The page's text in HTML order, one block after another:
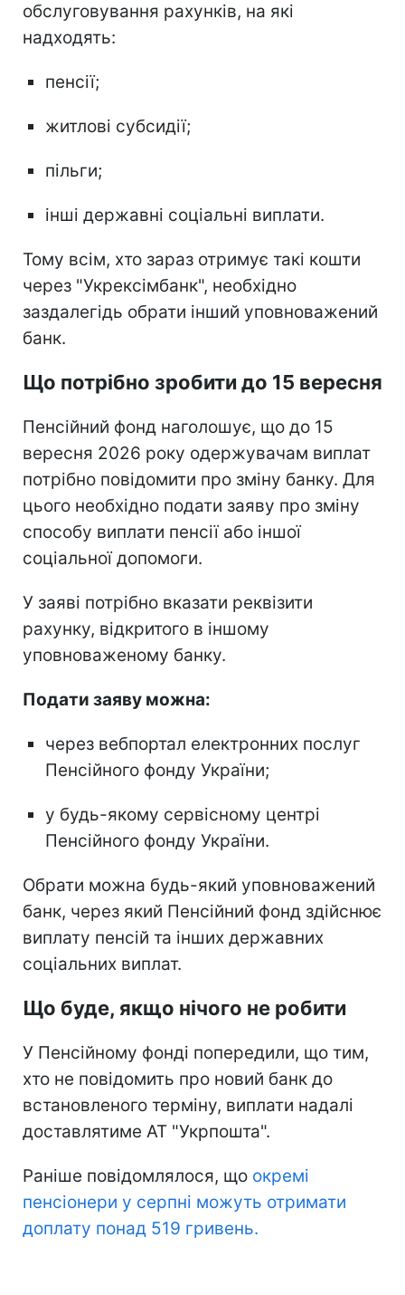
обслуговування рахунків, на які
надходять:
пенсії;
житлові субсидії;
пільги;
інші державні соціальні виплати.
Тому всім, хто зараз отримує такі кошти
через "Укрексімбанк", необхідно
заздалегідь обрати інший уповноважений
банк.
Що потрібно зробити до 15 вересня
Пенсійний фонд наголошує, що до 15
вересня 2026 року одержувачам виплат
потрібно повідомити про зміну банку. Для
цього необхідно подати заяву про зміну
способу виплати пенсії або іншої
соціальної допомоги.
У заяві потрібно вказати реквізити
рахунку, відкритого в іншому
уповноваженому банку.
Подати заяву можна:
через вебпортал електронних послуг
Пенсійного фонду України;
у будь-якому сервісному центрі
Пенсійного фонду України.
Обрати можна будь-який уповноважений
банк, через який Пенсійний фонд здійснює
виплату пенсій та інших державних
соціальних виплат.
Що буде, якщо нічого не робити
У Пенсійному фонді попередили, що тим,
хто не повідомить про новий банк до
встановленого терміну, виплати надалі
доставлятиме АТ "Укрпошта".
Раніше повідомлялося, що окремі
пенсіонери у серпні можуть отримати
доплату понад 519 гривень.